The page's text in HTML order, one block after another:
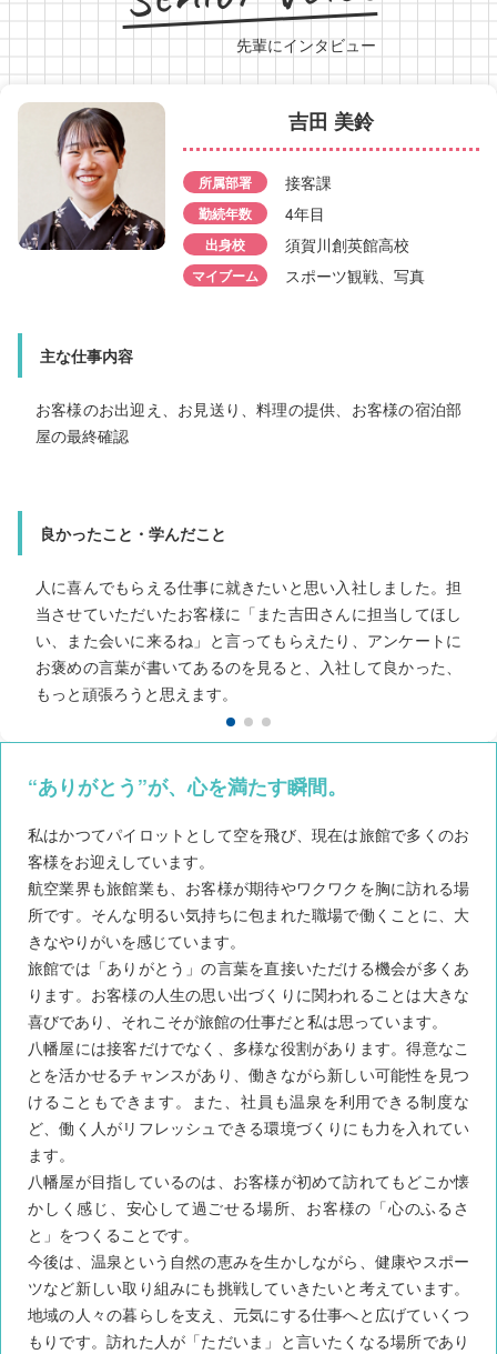
先輩にインタビュー
吉田 美鈴
所属部署 接客課
勤続年数 4年目
出身校 須賀川創英館高校
マイブーム スポーツ観戦、写真
主な仕事内容
お客様のお出迎え、お見送り、料理の提供、お客様の宿泊部
屋の最終確認
良かったこと・学んだこと
人に喜んでもらえる仕事に就きたいと思い入社しました。担
当させていただいたお客様に「また吉田さんに担当してほし
い、また会いに来るね」と言ってもらえたり、アンケートに
お褒めの言葉が書いてあるのを見ると、入社して良かった、
もっと頑張ろうと思えます。
水野 佑香
所属部署
勤続年数
出身校 石川高校
音楽を聴く事、映画、
お客様のお出迎え、お見送り、客室・食事会場へのご案内
良かったこと・学んだこと
お客様とお話ができる仕事がしたいと思い入社しました。た
くさんのお客様と接するこの仕事は知らなかった多くの知識
を学ぶことができ、お話できるのもすごく楽しいです。お客
様に「ありがとう」と言っていただけることが嬉しく、また
喜んでいただけるように頑張ろうと思えます。
所属部署
勤続年数 6年目
出身校 田村高校
お客様のチェックイン、
チェックアウトを中心としたフロント業務
人と会話する仕事に就きたいという想いから、この職場を選びました。フロントでお客様と接するうち早口の癖も改善されました。認識のズレがないよう落ち着いて説明し、お客様に納得いただいた時にやりがいを感じます。自分の成長を実感できるこの仕事に就けて良かったと思います。
“ありがとう”が、心を満たす瞬間。
私はかつてパイロットとして空を飛び、現在は旅館で多くのお
客様をお迎えしています。
航空業界も旅館業も、お客様が期待やワクワクを胸に訪れる場
所です。そんな明るい気持ちに包まれた職場で働くことに、大
きなやりがいを感じています。
旅館では「ありがとう」の言葉を直接いただける機会が多くあ
ります。お客様の人生の思い出づくりに関われることは大きな
喜びであり、それこそが旅館の仕事だと私は思っています。
八幡屋には接客だけでなく、多様な役割があります。得意なこ
とを活かせるチャンスがあり、働きながら新しい可能性を見つ
けることもできます。また、社員も温泉を利用できる制度な
ど、働く人がリフレッシュできる環境づくりにも力を入れてい
ます。
八幡屋が目指しているのは、お客様が初めて訪れてもどこか懐
かしく感じ、安心して過ごせる場所、お客様の「心のふるさ
と」をつくることです。
今後は、温泉という自然の恵みを生かしながら、健康やスポー
ツなど新しい取り組みにも挑戦していきたいと考えています。
地域の人々の暮らしを支え、元気にする仕事へと広げていくつ
もりです。訪れた人が「ただいま」と言いたくなる場所であり